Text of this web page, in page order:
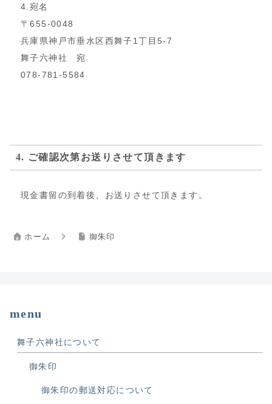
4.宛名
〒655-0048
兵庫県神戸市垂水区西舞子1丁目5-7
舞子六神社 宛
078-781-5584
4. ご確認次第お送りさせて頂きます
現金書留の到着後、お送りさせて頂きます。
ホーム 御朱印
menu
舞子六神社について
御朱印
御朱印の郵送対応について